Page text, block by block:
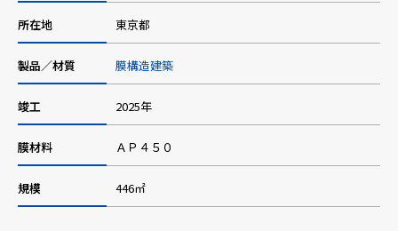
所在地 東京都
製品／材質 膜構造建築
竣工 2025年
膜材料 ＡＰ４５０
規模 446㎡